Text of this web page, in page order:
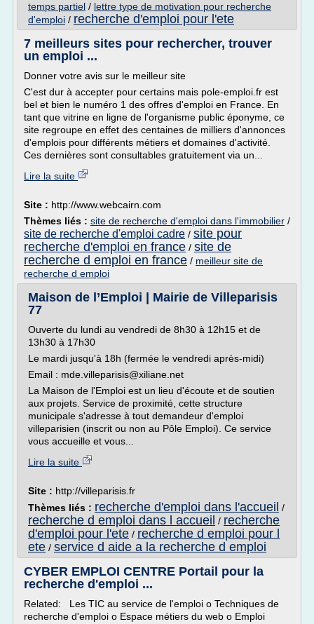
temps partiel / lettre type de motivation pour recherche
d'emploi / recherche d'emploi pour l'ete
7 meilleurs sites pour rechercher, trouver
un emploi ...
Donner votre avis sur le meilleur site
C'est dur à accepter pour certains mais pole-emploi.fr est
bel et bien le numéro 1 des offres d'emploi en France. En
tant que vitrine en ligne de l'organisme public éponyme, ce
site regroupe en effet des centaines de milliers d'annonces
d'emplois pour différents métiers et domaines d'activité.
Ces dernières sont consultables gratuitement via un...
Lire la suite
Site : http://www.webcairn.com
Thèmes liés : site de recherche d'emploi dans l'immobilier /
site de recherche d'emploi cadre / site pour
recherche d'emploi en france / site de
recherche d emploi en france / meilleur site de
recherche d emploi
Maison de l’Emploi | Mairie de Villeparisis
77
Ouverte du lundi au vendredi de 8h30 à 12h15 et de
13h30 à 17h30
Le mardi jusqu'à 18h (fermée le vendredi après-midi)
Email : mde.villeparisis@xiliane.net
La Maison de l'Emploi est un lieu d'écoute et de soutien
aux projets. Service de proximité, cette structure
municipale s'adresse à tout demandeur d'emploi
villeparisien (inscrit ou non au Pôle Emploi). Ce service
vous accueille et vous...
Lire la suite
Site : http://villeparisis.fr
Thèmes liés : recherche d'emploi dans l'accueil /
recherche d emploi dans l accueil / recherche
d'emploi pour l'ete / recherche d emploi pour l
ete / service d aide a la recherche d emploi
CYBER EMPLOI CENTRE Portail pour la
recherche d'emploi ...
Related: Les TIC au service de l'emploi o Techniques de
recherche d'emploi o Espace métiers du web o Emploi